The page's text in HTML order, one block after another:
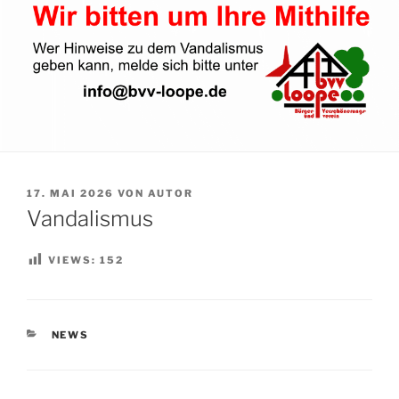
17. MAI 2026 VON AUTOR
Vandalismus
VIEWS: 152
NEWS